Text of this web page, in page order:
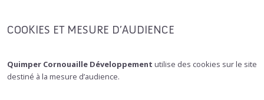
COOKIES ET MESURE D’AUDIENCE
Quimper Cornouaille Développement utilise des cookies sur le site
destiné à la mesure d’audience.